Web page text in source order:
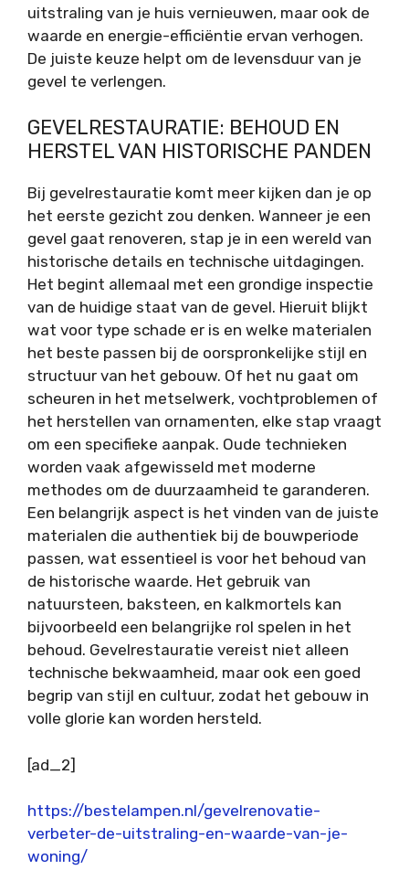
uitstraling van je huis vernieuwen, maar ook de
waarde en energie-efficiëntie ervan verhogen.
De juiste keuze helpt om de levensduur van je
gevel te verlengen.
GEVELRESTAURATIE: BEHOUD EN
HERSTEL VAN HISTORISCHE PANDEN
Bij gevelrestauratie komt meer kijken dan je op
het eerste gezicht zou denken. Wanneer je een
gevel gaat renoveren, stap je in een wereld van
historische details en technische uitdagingen.
Het begint allemaal met een grondige inspectie
van de huidige staat van de gevel. Hieruit blijkt
wat voor type schade er is en welke materialen
het beste passen bij de oorspronkelijke stijl en
structuur van het gebouw. Of het nu gaat om
scheuren in het metselwerk, vochtproblemen of
het herstellen van ornamenten, elke stap vraagt
om een specifieke aanpak. Oude technieken
worden vaak afgewisseld met moderne
methodes om de duurzaamheid te garanderen.
Een belangrijk aspect is het vinden van de juiste
materialen die authentiek bij de bouwperiode
passen, wat essentieel is voor het behoud van
de historische waarde. Het gebruik van
natuursteen, baksteen, en kalkmortels kan
bijvoorbeeld een belangrijke rol spelen in het
behoud. Gevelrestauratie vereist niet alleen
technische bekwaamheid, maar ook een goed
begrip van stijl en cultuur, zodat het gebouw in
volle glorie kan worden hersteld.
[ad_2]
https://bestelampen.nl/gevelrenovatie-
verbeter-de-uitstraling-en-waarde-van-je-
woning/